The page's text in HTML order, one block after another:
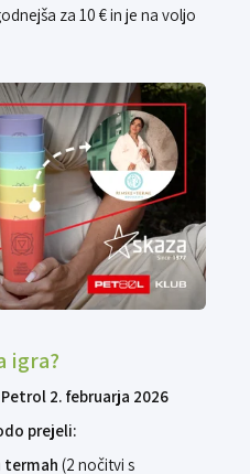
za 10 € in je na voljo
igra?
2. februarja 2026
prejeli:
termah (2 nočitvi s